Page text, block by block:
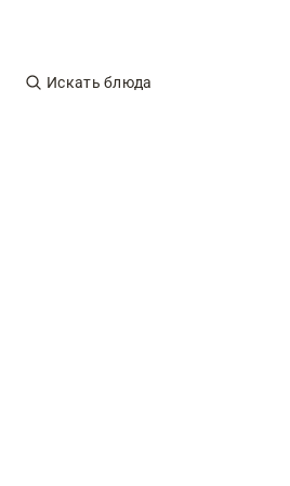
Искать блюда